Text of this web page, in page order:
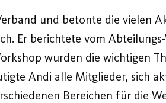
und betonte die vielen
Er berichtete vom
wurden die wichtigen
Andi alle Mitglieder, sich
Bereichen für die